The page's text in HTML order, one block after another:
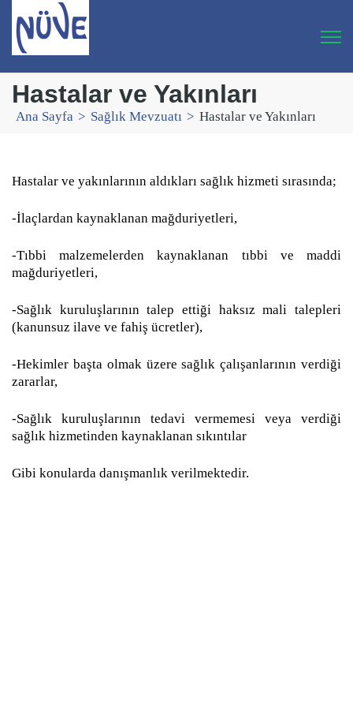
Hastalar ve Yakınları
Ana Sayfa > Sağlık Mevzuatı > Hastalar ve Yakınları
Hastalar ve yakınlarının aldıkları sağlık hizmeti sırasında;
-İlaçlardan kaynaklanan mağduriyetleri,
-Tıbbi malzemelerden kaynaklanan tıbbi ve maddi
mağduriyetleri,
-Sağlık kuruluşlarının talep ettiği haksız mali talepleri
(kanunsuz ilave ve fahiş ücretler),
-Hekimler başta olmak üzere sağlık çalışanlarının verdiği
zararlar,
-Sağlık kuruluşlarının tedavi vermemesi veya verdiği
sağlık hizmetinden kaynaklanan sıkıntılar
Gibi konularda danışmanlık verilmektedir.